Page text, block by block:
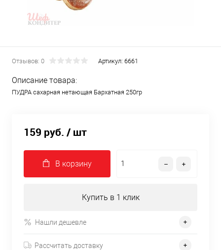
Отзывов: 0 Артикул: 6661
Описание товара:
ПУДРА сахарная нетающая Бархатная 250гр
159 руб. / шт
В корзину
Купить в 1 клик
Нашли дешевле
Рассчитать доставку